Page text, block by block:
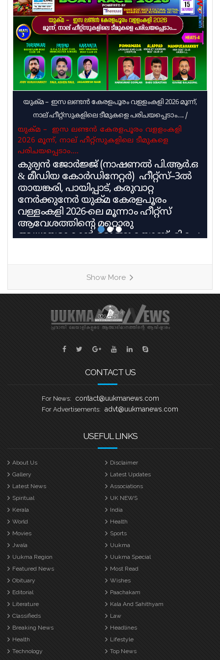
വിശദീകരണം. യുഡിഎഫ് സര്‍ക്കാരും പ്രമോഷന്‍
നടത്തുന്ന നടപടിക്രമം പൂര്‍ത്തിയാക്കിയിട്ടില്ല.
ഇതുമായി ബന്ധപ്പെട്ട നടപടി
പുരോഗമിക്കുന്നുവെന്നാണ് വിദ്യാഭ്യാസ വകുപ്പില്‍
നിന്ന് ലഭിക്കുന്ന വിവരം
യുക്മ – ഇസ ലണ്ടൻ കേരളപൂരം വളളംകളി 2026 മൂന്ന്,
നാല് ഹീറ്റ്സുകളിലെ ടീമുകളെ പരിചയപ്പെടാം…. /
യുക്മ – ഇസ ലണ്ടൻ കേരളപൂരം വളളംകളി
2026 മൂന്ന്, നാല് ഹീറ്റ്സുകളിലെ ടീമുകളെ
പരിചയപ്പെടാം….
കുര്യൻ ജോർജ്ജ് (നാഷണൽ പി.ആർ.ഒ
& മീഡിയ കോർഡിനേറ്റർ) ഹീറ്റ്സ്–3ൽ
തായങ്കരി, പായിപ്പാട്, കരുവാറ്റ
നേർക്കുനേർ യുക്മ കേരളപൂരം
വള്ളംകളി 2026-ലെ മൂന്നാം ഹീറ്റ്സ്
ആവേശത്തിന്റെ മറ്റൊരു
അധ്യായമാകാൻ ഒരുങ്ങുകയാണ്. മികച്ച
എത്തുന്നത്. തായങ്കരി, പായിപ്പാട്,
കരുവാറ്റ എന്നീ ചരിത്രപ്രസിദ്ധമായ
ചുണ്ടൻവള്ളങ്ങളുടെ പേരിലാണ്
യുകെയിലെ പ്രമുഖ ബോട്ട് ക്ലബ്ബുകൾ
ശക്തി തെളിയിക്കാൻ എത്തുന്നത്.
ബാസറ്റ്ലോ
Show More
CONTACT US
For News: contact@uukmanews.com
For Advertisements: advt@uukmanews.com
USEFUL LINKS
About Us
Disclaimer
Gallery
Latest Updates
Latest News
Associations
Spiritual
UK NEWS
Kerala
India
World
Health
Movies
Sports
Jwala
Uukma
Uukma Region
Uukma Special
Featured News
Most Read
Obituary
Wishes
Editorial
Paachakam
Literature
Kala And Sahithyam
Classifieds
Law
Breaking News
Headlines
Health
Lifestyle
Technology
Top News